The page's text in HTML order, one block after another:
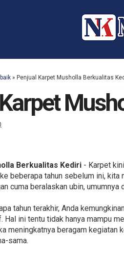
» Penjual Karpet Musholla Berkualitas
Berkualitas Kediri - Karpet
beberapa tahun sebelum ini, kita
cuma beralaskan ubin,
tahun terakhir, Anda
Hal ini tentu tidak hanya mampu
meningkatnya beragam kegiatan
sama.